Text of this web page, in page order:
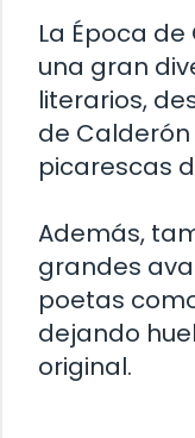
La Época
una gran
literarios,
de
picarescas
Además,
grandes
poetas
dejando
original.